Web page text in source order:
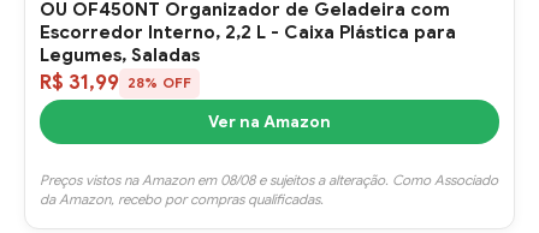
OU OF450NT Organizador de Geladeira com
Escorredor Interno, 2,2 L - Caixa Plástica para
Legumes, Saladas
R$ 31,99 28% OFF
Ver na Amazon
Preços vistos na Amazon em 08/08 e sujeitos a alteração. Como Associado
da Amazon, recebo por compras qualificadas.